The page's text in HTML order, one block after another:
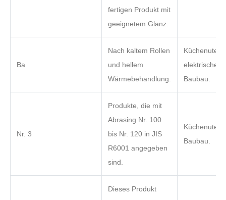
fertigen Produkt mit
geeignetem Glanz.
Ba
Nach kaltem Rollen
und hellem
Wärmebehandlung.
elektrische
Baubau.
Nr. 3
Produkte, die mit
Abrasing Nr. 100
bis Nr. 120 in JIS
R6001 angegeben
sind.
Baubau.
Dieses Produkt